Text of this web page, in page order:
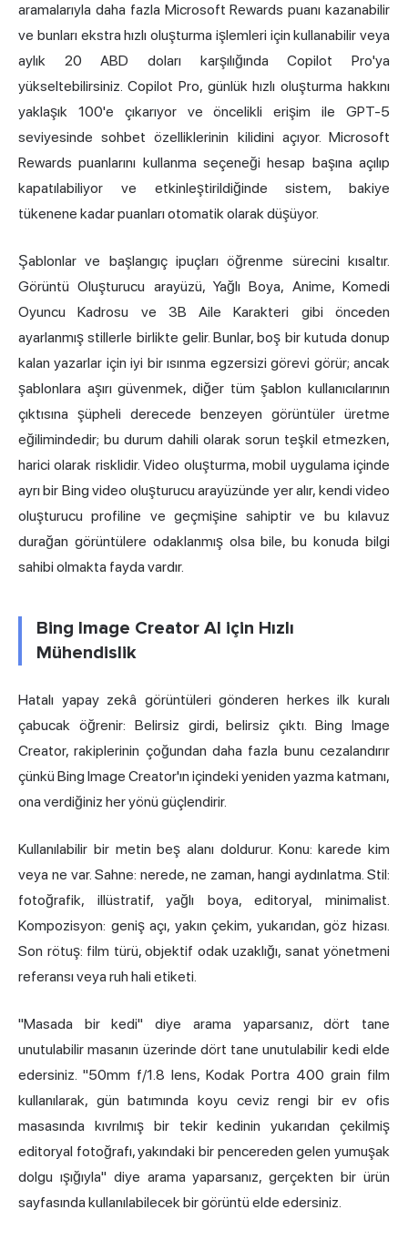
aramalarıyla daha fazla Microsoft Rewards puanı kazanabilir
ve bunları ekstra hızlı oluşturma işlemleri için kullanabilir veya
aylık 20 ABD doları karşılığında Copilot Pro'ya
yükseltebilirsiniz. Copilot Pro, günlük hızlı oluşturma hakkını
yaklaşık 100'e çıkarıyor ve öncelikli erişim ile GPT-5
seviyesinde sohbet özelliklerinin kilidini açıyor. Microsoft
Rewards puanlarını kullanma seçeneği hesap başına açılıp
kapatılabiliyor ve etkinleştirildiğinde sistem, bakiye
tükenene kadar puanları otomatik olarak düşüyor.
Şablonlar ve başlangıç ipuçları öğrenme sürecini kısaltır.
Görüntü Oluşturucu arayüzü, Yağlı Boya, Anime, Komedi
Oyuncu Kadrosu ve 3B Aile Karakteri gibi önceden
ayarlanmış stillerle birlikte gelir. Bunlar, boş bir kutuda donup
kalan yazarlar için iyi bir ısınma egzersizi görevi görür; ancak
şablonlara aşırı güvenmek, diğer tüm şablon kullanıcılarının
çıktısına şüpheli derecede benzeyen görüntüler üretme
eğilimindedir; bu durum dahili olarak sorun teşkil etmezken,
harici olarak risklidir. Video oluşturma, mobil uygulama içinde
ayrı bir Bingvideo oluşturucu arayüzünde yer alır, kendi video
oluşturucu profiline ve geçmişine sahiptir ve bu kılavuz
durağan görüntülere odaklanmış olsa bile, bu konuda bilgi
sahibi olmakta fayda vardır.
Bing Image Creator AI için Hızlı
Mühendislik
Hatalı yapay zekâ görüntüleri gönderen herkes ilk kuralı
çabucak öğrenir: Belirsiz girdi, belirsiz çıktı. Bing Image
Creator, rakiplerinin çoğundan daha fazla bunu cezalandırır
çünkü Bing Image Creator'ın içindeki yeniden yazma katmanı,
ona verdiğiniz her yönü güçlendirir.
Kullanılabilir bir metin beş alanı doldurur. Konu: karede kim
veya ne var. Sahne: nerede, ne zaman, hangi aydınlatma. Stil:
fotoğrafik, illüstratif, yağlı boya, editoryal, minimalist.
Kompozisyon: geniş açı, yakın çekim, yukarıdan, göz hizası.
Son rötuş: film türü, objektif odak uzaklığı, sanat yönetmeni
referansı veya ruh hali etiketi.
"Masada bir kedi" diye arama yaparsanız, dört tane
unutulabilir masanın üzerinde dört tane unutulabilir kedi elde
edersiniz. "50mm f/1.8 lens, Kodak Portra 400 grain film
kullanılarak, gün batımında koyu ceviz rengi bir ev ofis
masasında kıvrılmış bir tekir kedinin yukarıdan çekilmiş
editoryal fotoğrafı, yakındaki bir pencereden gelen yumuşak
dolgu ışığıyla" diye arama yaparsanız, gerçekten bir ürün
sayfasında kullanılabilecek bir görüntü elde edersiniz.